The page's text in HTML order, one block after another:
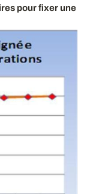
pour fixer une